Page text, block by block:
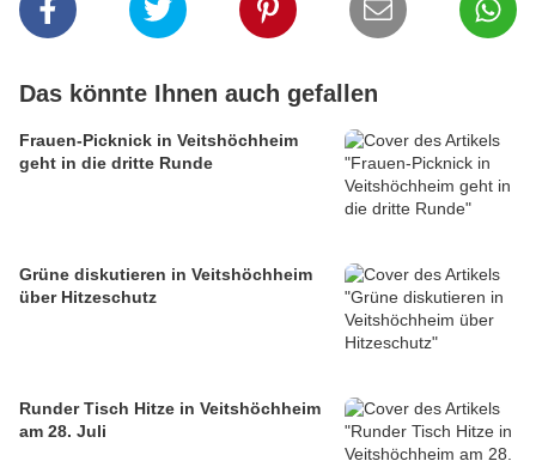
Das könnte Ihnen auch gefallen
Frauen-Picknick in Veitshöchheim
geht in die dritte Runde
Grüne diskutieren in Veitshöchheim
über Hitzeschutz
Runder Tisch Hitze in Veitshöchheim
am 28. Juli